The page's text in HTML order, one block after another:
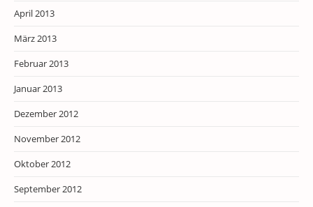
April 2013
März 2013
Februar 2013
Januar 2013
Dezember 2012
November 2012
Oktober 2012
September 2012